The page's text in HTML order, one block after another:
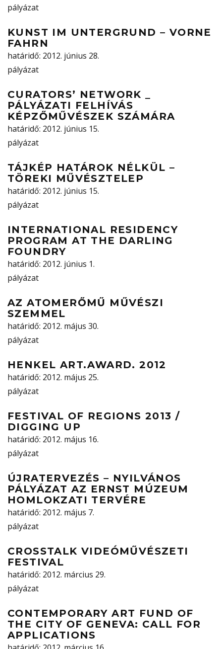
pályázat
KUNST IM UNTERGRUND – VORNE
FAHRN
határidő: 2012. június 28.
pályázat
CURATORS’ NETWORK _
PÁLYÁZATI FELHÍVÁS
KÉPZŐMŰVÉSZEK SZÁMÁRA
határidő: 2012. június 15.
pályázat
TÁJKÉP HATÁROK NÉLKÜL –
TÖREKI MŰVÉSZTELEP
határidő: 2012. június 15.
pályázat
INTERNATIONAL RESIDENCY
PROGRAM AT THE DARLING
FOUNDRY
határidő: 2012. június 1.
pályázat
AZ ATOMERŐMŰ MŰVÉSZI
SZEMMEL
határidő: 2012. május 30.
pályázat
HENKEL ART.AWARD. 2012
határidő: 2012. május 25.
pályázat
FESTIVAL OF REGIONS 2013 /
DIGGING UP
határidő: 2012. május 16.
pályázat
ÚJRATERVEZÉS – NYILVÁNOS
PÁLYÁZAT AZ ERNST MÚZEUM
HOMLOKZATI TERVÉRE
határidő: 2012. május 7.
pályázat
CROSSTALK VIDEÓMŰVÉSZETI
FESTIVAL
határidő: 2012. március 29.
pályázat
CONTEMPORARY ART FUND OF
THE CITY OF GENEVA: CALL FOR
APPLICATIONS